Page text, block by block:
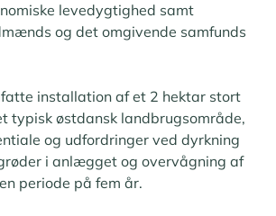
levedygtighed samt
og det omgivende samfunds
installation af et 2 hektar stort
typisk østdansk landbrugsområde,
og udfordringer ved dyrkning
i anlægget og overvågning af
periode på fem år.